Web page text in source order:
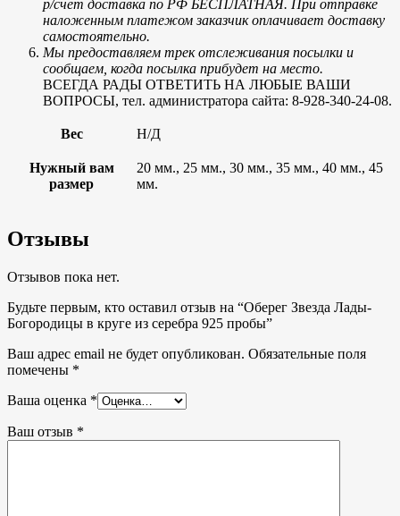
р/счет доставка по РФ БЕСПЛАТНАЯ. При отправке
наложенным платежом заказчик оплачивает доставку
самостоятельно.
Мы предоставляем трек отслеживания посылки и
сообщаем, когда посылка прибудет на место.
ВСЕГДА РАДЫ ОТВЕТИТЬ НА ЛЮБЫЕ ВАШИ
ВОПРОСЫ, тел. администратора сайта: 8-928-340-24-08.
Вес Н/Д
Нужный вам
размер
20 мм., 25 мм., 30 мм., 35 мм., 40 мм., 45
мм.
Отзывы
Отзывов пока нет.
Будьте первым, кто оставил отзыв на “Оберег Звезда Лады-
Богородицы в круге из серебра 925 пробы”
Ваш адрес email не будет опубликован. Обязательные поля
помечены *
Ваша оценка *
Ваш отзыв *